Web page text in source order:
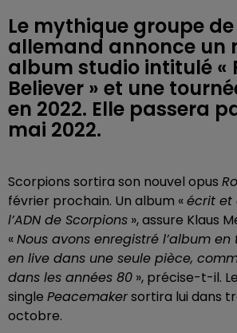
Le mythique groupe
allemand annonce un
album studio intitulé «
Believer » et une
en 2022. Elle passera
mai 2022.
Scorpions sortira son nouvel opus
février prochain. Un album «écrit et
l’ADN de Scorpions », assure Klaus
«Nous avons enregistré l’album
en live dans une seule pièce,
dans les années 80 », précise-t-il.
single Peacemakersortira lui dans
octobre.